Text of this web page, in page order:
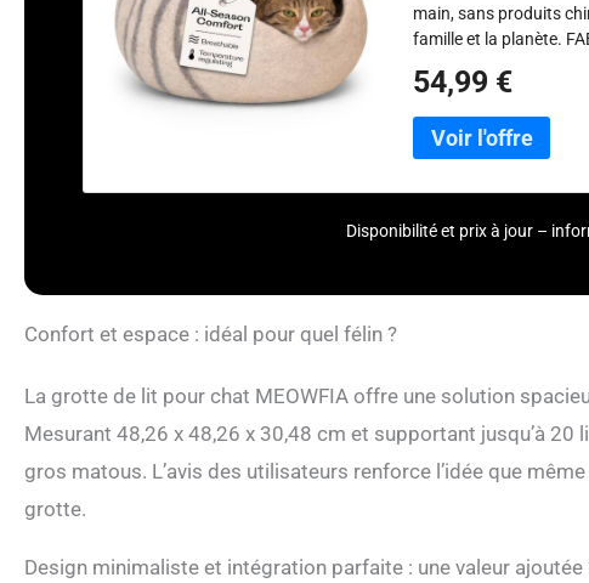
main, sans produits
famille et la planète.
chats et leurs maîtres.
privé où votre chat
s’allonger et jouer au-
naturelles masquent
Abyssin. Taille L
54,99 €
Disponibilité et prix à jour –
Confort et espace : idéal pour quel félin ?
La grotte de lit pour chat MEOWFIA offre une solution
Mesurant 48,26 x 48,26 x 30,48 cm et supportant jusqu’à
gros matous. L’avis des utilisateurs renforce l’idée que
grotte.
Design minimaliste et intégration parfaite : une valeur ajoutée